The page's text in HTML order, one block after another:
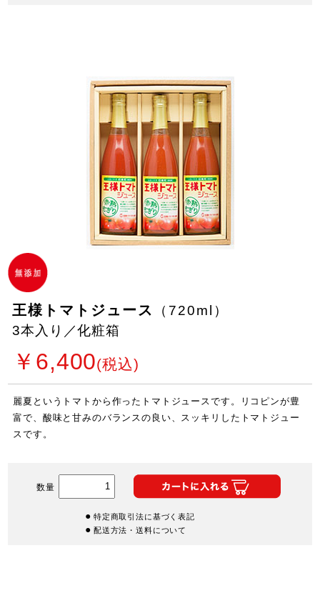
王様トマトジュース
（720ml）
3本入り／化粧箱
￥6,400(税込)
麗夏というトマトから作ったトマトジュースです。リコピンが豊
富で、酸味と甘みのバランスの良い、スッキリしたトマトジュー
スです。
数量
特定商取引法に基づく表記
配送方法・送料について